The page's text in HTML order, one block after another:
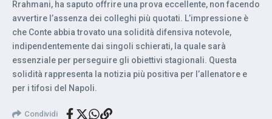
Rrahmani, ha saputo offrire una prova eccellente, non facendo
avvertire l’assenza dei colleghi più quotati. L’impressione è
che Conte abbia trovato una solidità difensiva notevole,
indipendentemente dai singoli schierati, la quale sarà
essenziale per perseguire gli obiettivi stagionali. Questa
solidità rappresenta la notizia più positiva per l’allenatore e
per i tifosi del Napoli.
Condividi